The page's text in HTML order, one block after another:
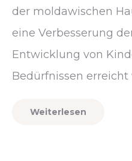
der moldawischen
eine Verbesserung
Entwicklung von
Bedürfnissen erreicht
Weiterlesen